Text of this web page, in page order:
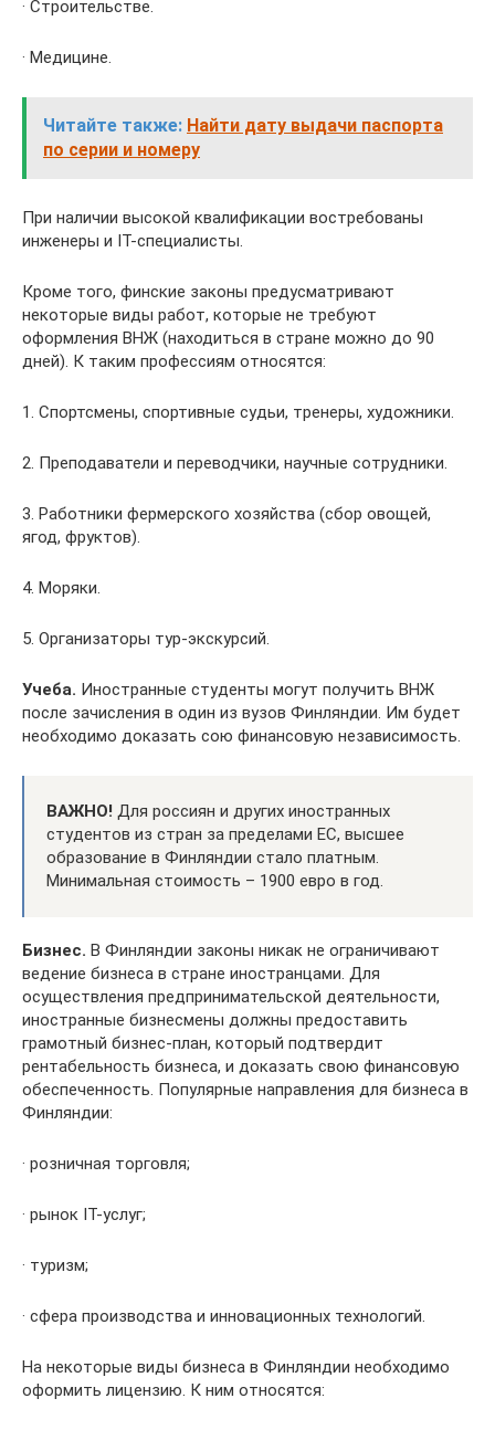
· Строительстве.
· Медицине.
Читайте также: Найти дату выдачи паспорта
по серии и номеру
При наличии высокой квалификации востребованы
инженеры и IT-специалисты.
Кроме того, финские законы предусматривают
некоторые виды работ, которые не требуют
оформления ВНЖ (находиться в стране можно до 90
дней). К таким профессиям относятся:
1. Спортсмены, спортивные судьи, тренеры, художники.
2. Преподаватели и переводчики, научные сотрудники.
3. Работники фермерского хозяйства (сбор овощей,
ягод, фруктов).
4. Моряки.
5. Организаторы тур-экскурсий.
Учеба. Иностранные студенты могут получить ВНЖ
после зачисления в один из вузов Финляндии. Им будет
необходимо доказать сою финансовую независимость.
ВАЖНО! Для россиян и других иностранных
студентов из стран за пределами ЕС, высшее
образование в Финляндии стало платным.
Минимальная стоимость – 1900 евро в год.
Бизнес. В Финляндии законы никак не ограничивают
ведение бизнеса в стране иностранцами. Для
осуществления предпринимательской деятельности,
иностранные бизнесмены должны предоставить
грамотный бизнес-план, который подтвердит
рентабельность бизнеса, и доказать свою финансовую
обеспеченность. Популярные направления для бизнеса в
Финляндии:
· розничная торговля;
· рынок IT-услуг;
· туризм;
· сфера производства и инновационных технологий.
На некоторые виды бизнеса в Финляндии необходимо
оформить лицензию. К ним относятся: